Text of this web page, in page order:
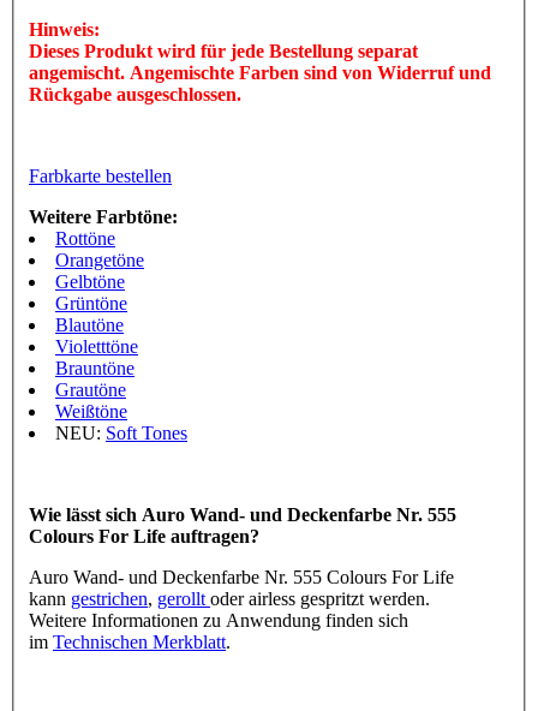
Hinweis:
Dieses Produkt wird für jede Bestellung separat
angemischt. Angemischte Farben sind von Widerruf und
Rückgabe ausgeschlossen.
Farbkarte bestellen
Weitere Farbtöne:
Rottöne
Orangetöne
Gelbtöne
Grüntöne
Blautöne
Violetttöne
Brauntöne
Grautöne
Weißtöne
NEU: Soft Tones
Wie lässt sich Auro Wand- und Deckenfarbe Nr. 555
Colours For Life auftragen?
Auro Wand- und Deckenfarbe Nr. 555 Colours For Life
kann gestrichen, gerollt oder airless gespritzt werden.
Weitere Informationen zu Anwendung finden sich
im Technischen Merkblatt.